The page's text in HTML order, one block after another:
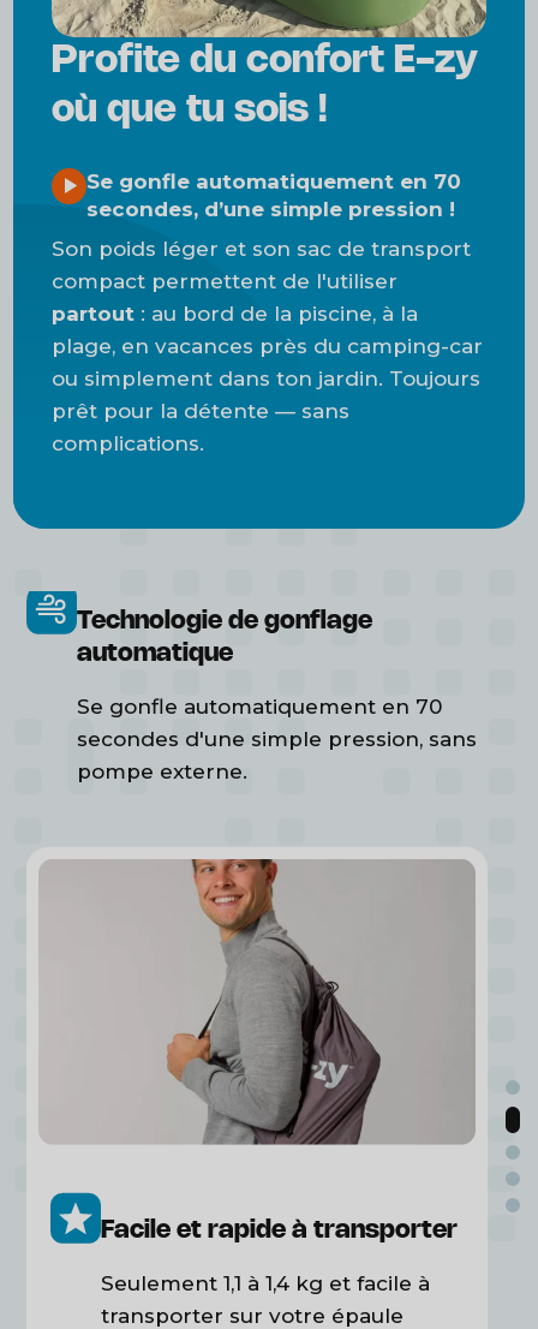
Profite du confort E-zy
où que tu sois !
Se gonfle automatiquement en 70
secondes, d’une simple pression !
Son poids léger et son sac de transport
compact permettent de l'utiliser
partout : au bord de la piscine, à la
plage, en vacances près du camping-car
ou simplement dans ton jardin. Toujours
prêt pour la détente — sans
complications.
Matériau haut de gamme
TPU durable et batterie externe
intégrée développée en interne.
Utilisez-le où vous voulez
Conçu pour une utilisation en
extérieur et sur diverses surfaces,
Technologie de gonflage
automatique
Se gonfle automatiquement en 70
secondes d'une simple pression, sans
pompe externe.
Facile et rapide à transporter
Seulement 1,1 à 1,4 kg et facile à
transporter sur votre épaule